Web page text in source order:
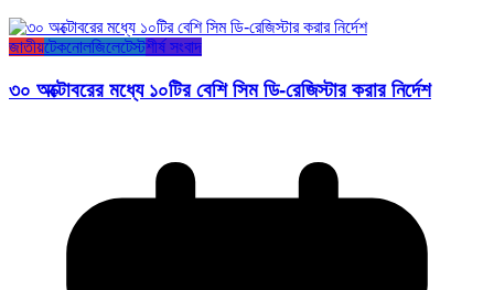
জাতীয়টেকনোলজিলেটেস্টশীর্ষ সংবাদ
৩০ অক্টোবরের মধ্যে ১০টির বেশি সিম ডি-রেজিস্টার করার নির্দেশ